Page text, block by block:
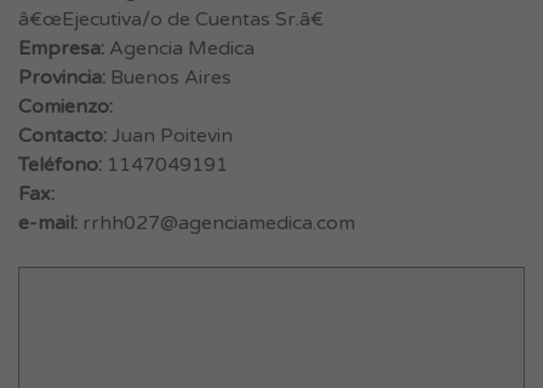
â€œEjecutiva/o de Cuentas Sr.â€
Empresa: Agencia Medica
Provincia: Buenos Aires
Comienzo:
Contacto: Juan Poitevin
Teléfono: 1147049191
Fax:
e-mail: rrhh027@agenciamedica.com